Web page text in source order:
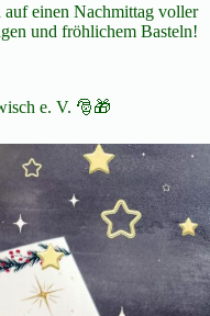
auf einen Nachmittag voller
und fröhlichem Basteln!
e. V. 🎅🎁